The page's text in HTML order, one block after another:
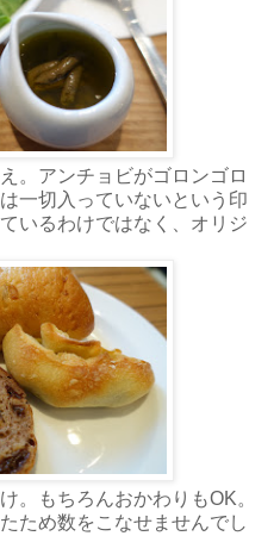
。アンチョビがゴロンゴロ
一切入っていないという印
いるわけではなく、オリジ
。もちろんおかわりもOK。
ため数をこなせませんでし